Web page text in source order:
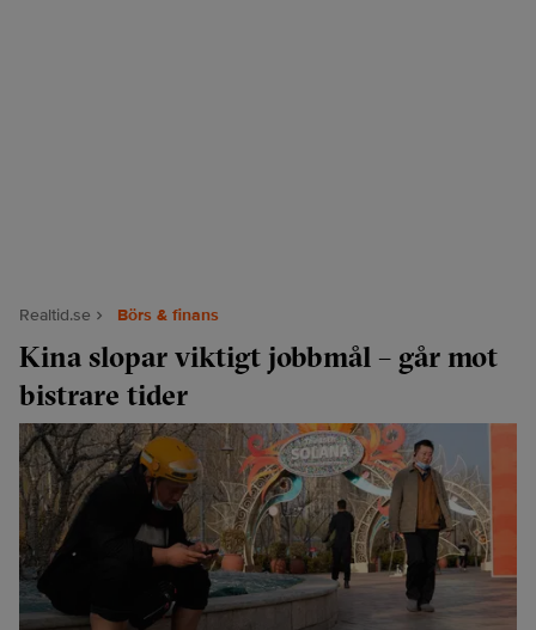
Realtid.se Börs & finans
Kina slopar viktigt jobbmål – går mot
bistrare tider